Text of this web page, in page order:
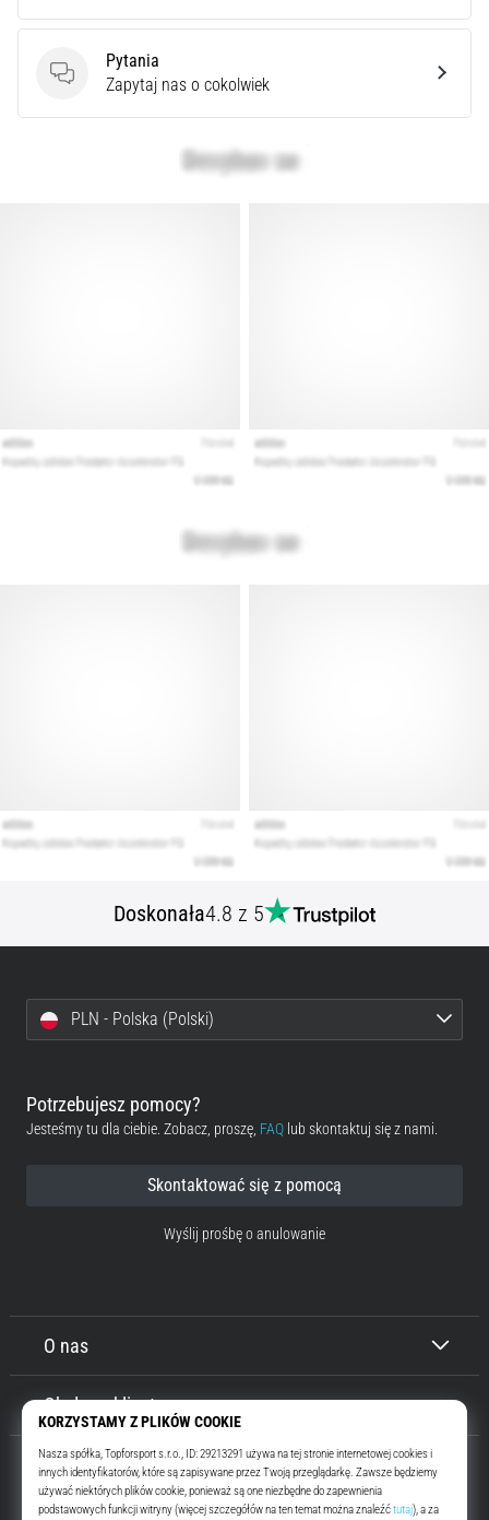
Pytania
Pytania
Zapytaj nas o cokolwiek
Doskonała4.8 z 5
O nas
Obsługa klienta
PLN - Polska (Polski)
Potrzebujesz pomocy?
Jesteśmy tu dla ciebie. Zobacz, proszę, FAQ lub skontaktuj się z nami.
Skontaktować się z pomocą
Wyślij prośbę o anulowanie